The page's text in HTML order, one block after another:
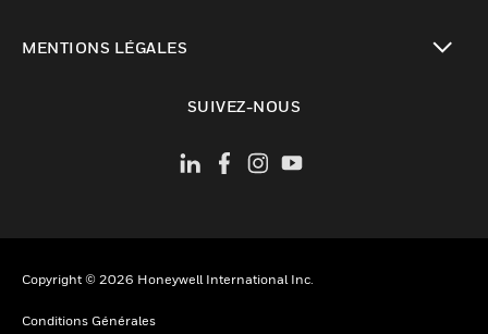
MENTIONS LÉGALES
SUIVEZ-NOUS
Copyright © 2026 Honeywell International Inc.
Conditions Générales